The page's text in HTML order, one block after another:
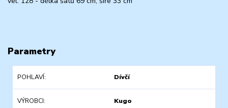
Parametry
POHLAVÍ Dívčí
VÝROBCI Kugo